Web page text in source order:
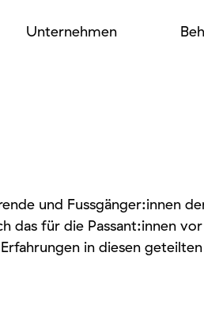
Unternehmen
und Fussgänger:innen
das für die Passant:innen
in diesen